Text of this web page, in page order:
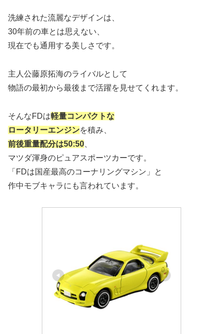
洗練された流麗なデザインは、
30年前の車とは思えない、
現在でも通用する美しさです。
主人公藤原拓海のライバルとして
物語の最初から最後まで活躍を見せてくれます。
そんなFDは軽量コンパクトな
ロータリーエンジンを積み、
前後重量配分は50:50
マツダ渾身のピュアスポーツカーです。
「FDは国産最高のコーナリングマシン」と
作中モブキャラにも言われています。